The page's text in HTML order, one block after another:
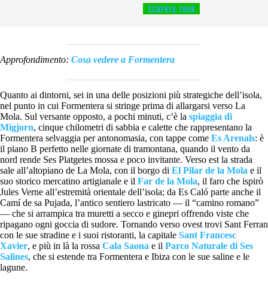
SCOPRI IL TOUR
Approfondimento: Cosa vedere a Formentera
Quanto ai dintorni, sei in una delle posizioni più strategiche dell’isola,
nel punto in cui Formentera si stringe prima di allargarsi verso La
Mola. Sul versante opposto, a pochi minuti, c’è la spiaggia di
Migjorn, cinque chilometri di sabbia e calette che rappresentano la
Formentera selvaggia per antonomasia, con tappe come Es Arenals: è
il piano B perfetto nelle giornate di tramontana, quando il vento da
nord rende Ses Platgetes mossa e poco invitante. Verso est la strada
sale all’altopiano de La Mola, con il borgo di El Pilar de la Mola e il
suo storico mercatino artigianale e il Far de la Mola, il faro che ispirò
Jules Verne all’estremità orientale dell’isola; da Es Caló parte anche il
Camí de sa Pujada, l’antico sentiero lastricato — il “camino romano”
— che si arrampica tra muretti a secco e ginepri offrendo viste che
ripagano ogni goccia di sudore. Tornando verso ovest trovi Sant Ferran
con le sue stradine e i suoi ristoranti, la capitale Sant Francesc
Xavier, e più in là la rossa Cala Saona e il Parco Naturale di Ses
Salines, che si estende tra Formentera e Ibiza con le sue saline e le
lagune.